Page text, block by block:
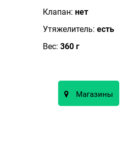
Клапан: нет
Утяжелитель: есть
Вес: 360 г
Магазины